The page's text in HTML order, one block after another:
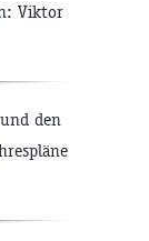
Viktor
den